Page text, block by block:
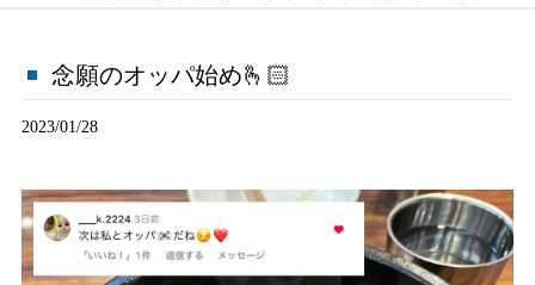
念願のオッパ始め🫰🏻
2023/01/28